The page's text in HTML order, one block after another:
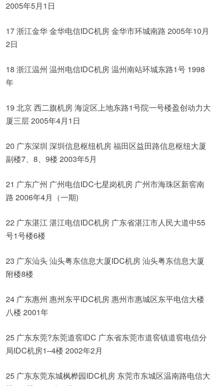
2005年5月1日
17 浙江金华 金华电信IDC机房 金华市环城南路 2005年10月
2日
18 浙江温州 温州电信IDC机房 温州南站环城东路1号 1998
年
19 北京 西二旗机房 海淀区上地东路1号院一号楼盈创动力大
厦三层 2005年4月1日
20 广东深圳 深圳信息枢纽机房 福田区益田路信息枢纽大厦
副楼7、8、9楼 2003年5月
21 广东广州 广州电信IDC七星岗机房 广州市海珠区新窖南
路 2006年4月（一期)
22 广东湛江 湛江电信IDC机房 广东省湛江市人民大道中55
号1号楼6楼
23 广东汕头 汕头粤东信息大厦IDC机房 汕头粤东信息大厦
附楼8楼
24 广东惠州 惠州东平IDC机房 惠州市惠城区东平电信大楼
八楼 2001年
25 广东东莞?东莞道窖IDC 广东省东莞市道窖镇道窖电信分
局IDC机房1–4楼 2002年2月
25 广东东莞东城枫桦园IDC机房 东莞市东城区温南路电信大